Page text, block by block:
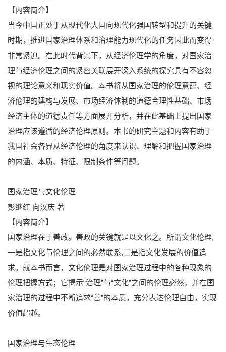
【内容简介】
当今中国正处于从现代化大国向现代化强国转型和提升的关键
时期，推进国家治理体系和治理能力现代化的任务因此而变得
非常紧迫。在此时代背景下，从经济伦理学的角度，对国家治
理与经济伦理之间的紧密关联展开深入系统的探究具有不容忽
视的理论意义和现实价值。本书将从国家治理的伦理意蕴、经
济伦理的建构与发展、市场经济体制的道德合理性基础、市场
经济主体的道德责任等方面展开分析，并在此基础上提出国家
治理应该遵循的经济伦理原则。本书的研究主题和内容有助于
我国社会各界从经济伦理的角度来认识、理解和把握国家治理
的内涵、本质、特征、限制条件等问题。
国家治理与文化伦理
彭继红 向汉庆 著
【内容简介】
国家治理在于善政。善政的关键就是以文化之。所谓文化伦理,
一是指文化与伦理之间的必然联系,二是指文化发展的价值追
求。就本书而言，文化伦理是对国家治理过程中的各种现象的
伦理把握方式；它揭示“治理”与“文化”之间的伦理必然，并在国
家治理的过程中不断追求“善”的本质，充分表达伦理自由，实现
价值超越。
国家治理与生态伦理